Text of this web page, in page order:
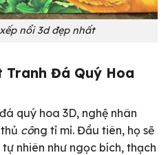
nổi 3d đẹp nhất
Tranh Đá Quý Hoa
quý hoa 3D, nghệ nhân
công tỉ mỉ. Đầu tiên, họ sẽ
nhiên như ngọc bích, thạch